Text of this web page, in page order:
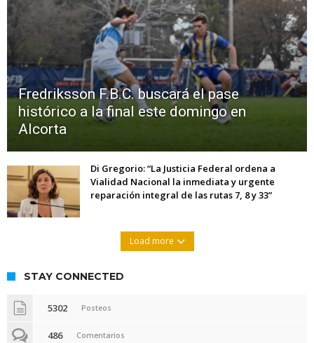
Fredriksson F.B.C. buscará el pase
histórico a la final este domingo en
Alcorta
Di Gregorio: “La Justicia Federal ordena a
Vialidad Nacional la inmediata y urgente
reparación integral de las rutas 7, 8 y 33”
Load more
STAY CONNECTED
5302 Posteos
486 Comentarios